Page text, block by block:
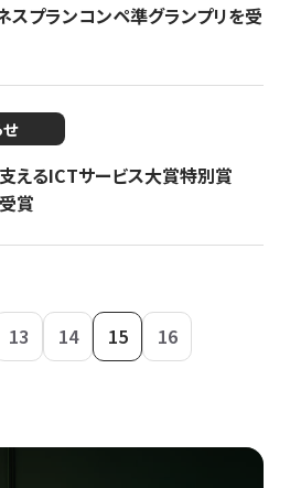
スプランコンペ準グランプリを受
えるICTサービス大賞特別賞
賞
13 14 15 16